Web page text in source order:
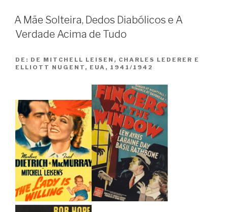
War
of
Roses”
A Mãe Solteira, Dedos Diabólicos e A
Verdade Acima de Tudo
DE: DE MITCHELL LEISEN, CHARLES LEDERER E
ELLIOTT NUGENT, EUA, 1941/1942